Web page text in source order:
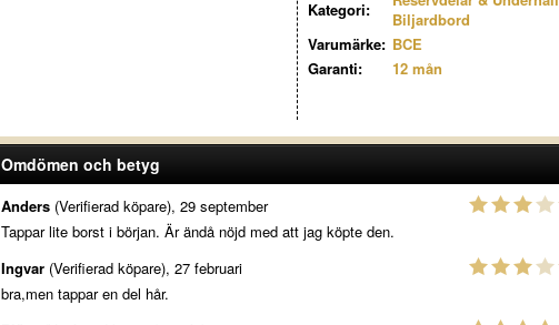
Kategori:
Biljardbord
Varumärke: BCE
Garanti:
12 mån
Omdömen och betyg
Anders(Verifierad köpare), 29 september
Tappar lite borst i början. Är ändå nöjd med att jag köpte den.
Ingvar(Verifierad köpare), 27 februari
bra,men tappar en del hår.